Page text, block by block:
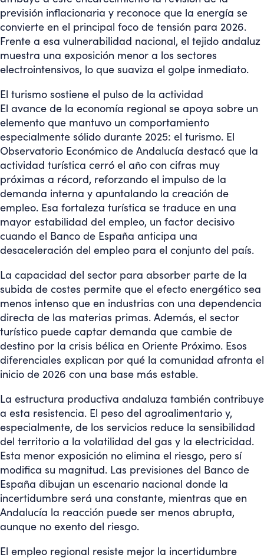
previsión inflacionaria y reconoce que la energía se
convierte en el principal foco de tensión para 2026.
Frente a esa vulnerabilidad nacional, el tejido andaluz
muestra una exposición menor a los sectores
electrointensivos, lo que suaviza el golpe inmediato.
El turismo sostiene el pulso de la actividad
El avance de la economía regional se apoya sobre un
elemento que mantuvo un comportamiento
especialmente sólido durante 2025: el turismo. El
Observatorio Económico de Andalucía destacó que la
actividad turística cerró el año con cifras muy
próximas a récord, reforzando el impulso de la
demanda interna y apuntalando la creación de
empleo. Esa fortaleza turística se traduce en una
mayor estabilidad del empleo, un factor decisivo
cuando el Banco de España anticipa una
desaceleración del empleo para el conjunto del país.
La capacidad del sector para absorber parte de la
subida de costes permite que el efecto energético sea
menos intenso que en industrias con una dependencia
directa de las materias primas. Además, el sector
turístico puede captar demanda que cambie de
destino por la crisis bélica en Oriente Próximo. Esos
diferenciales explican por qué la comunidad afronta el
inicio de 2026 con una base más estable.
La estructura productiva andaluza también contribuye
a esta resistencia. El peso del agroalimentario y,
especialmente, de los servicios reduce la sensibilidad
del territorio a la volatilidad del gas y la electricidad.
Esta menor exposición no elimina el riesgo, pero sí
modifica su magnitud. Las previsiones del Banco de
España dibujan un escenario nacional donde la
incertidumbre será una constante, mientras que en
Andalucía la reacción puede ser menos abrupta,
aunque no exento del riesgo.
El empleo regional resiste mejor la incertidumbre